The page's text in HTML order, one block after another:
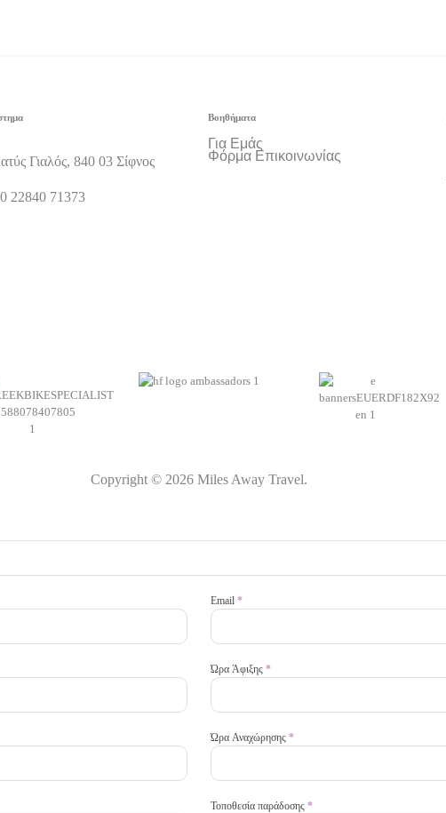
Γιαλός, 840 03 Σίφνος
22840 71373
Βοηθήματα
Για Εμάς
Φόρμα Επικοινωνίας
Copyright © 2026 Miles Away Travel.
Email*
Ώρα Άφιξης*
Ώρα Αναχώρησης*
Τοποθεσία παράδοσης*